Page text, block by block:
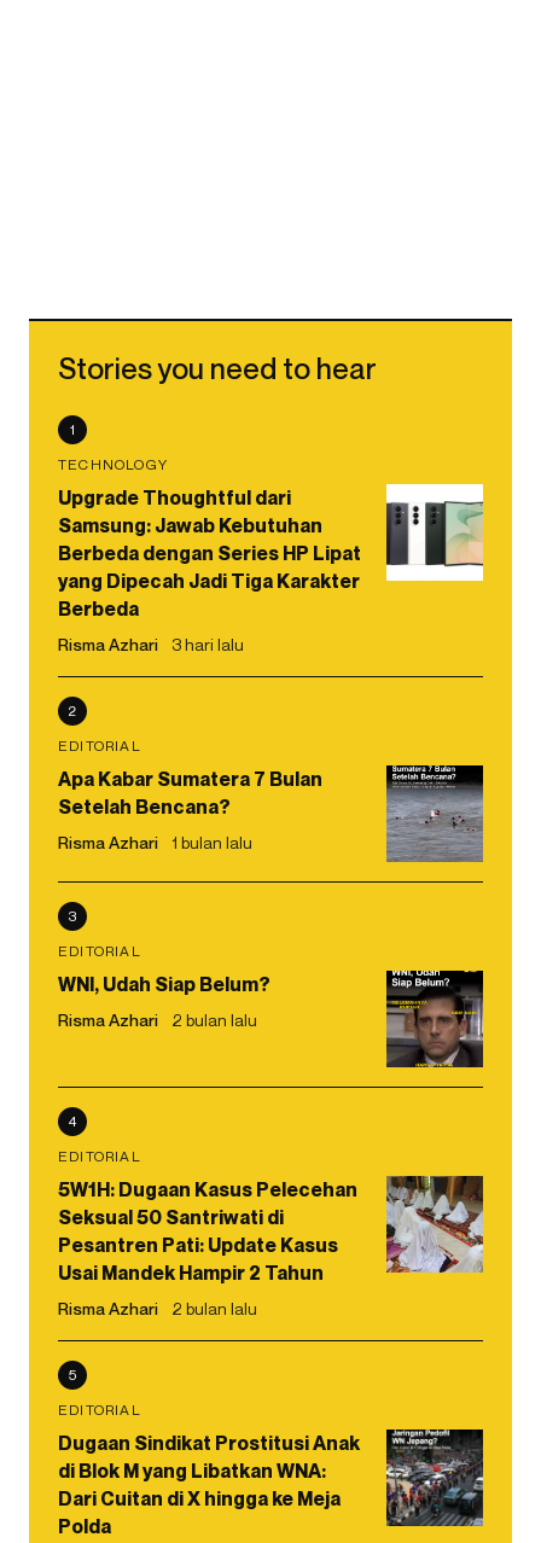
Stories you need to hear
1
TECHNOLOGY
Upgrade Thoughtful dari
Samsung: Jawab Kebutuhan
Berbeda dengan Series HP Lipat
yang Dipecah Jadi Tiga Karakter
Berbeda
Risma Azhari 3 hari lalu
2
EDITORIAL
Apa Kabar Sumatera 7 Bulan
Setelah Bencana?
Risma Azhari 1 bulan lalu
3
EDITORIAL
WNI, Udah Siap Belum?
Risma Azhari 2 bulan lalu
4
EDITORIAL
5W1H: Dugaan Kasus Pelecehan
Seksual 50 Santriwati di
Pesantren Pati: Update Kasus
Usai Mandek Hampir 2 Tahun
Risma Azhari 2 bulan lalu
5
EDITORIAL
Dugaan Sindikat Prostitusi Anak
di Blok M yang Libatkan WNA:
Dari Cuitan di X hingga ke Meja
Polda